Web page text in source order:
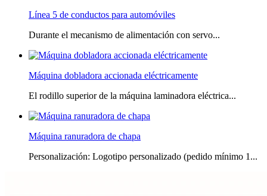
Línea 5 de conductos para automóviles
Durante el mecanismo de alimentación con servo...
Máquina dobladora accionada eléctricamente
El rodillo superior de la máquina laminadora eléctrica...
Máquina ranuradora de chapa
Personalización: Logotipo personalizado (pedido mínimo 1...